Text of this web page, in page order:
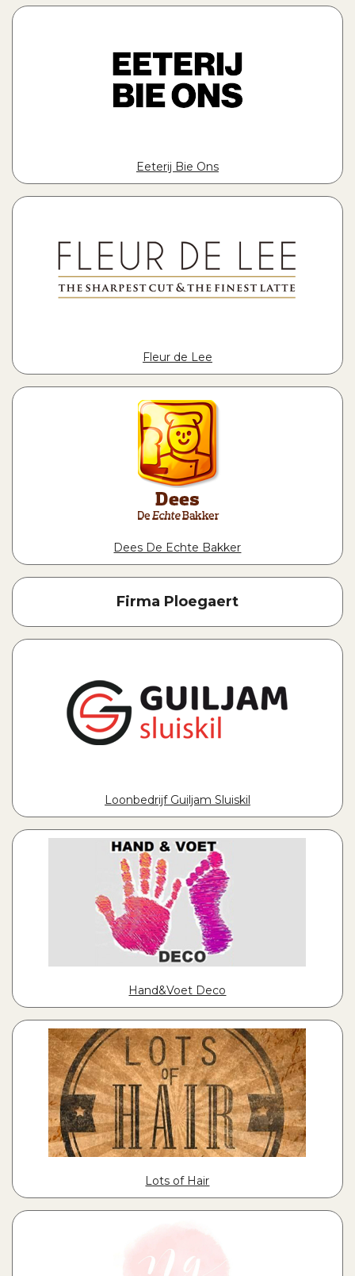
Eeterij Bie Ons
Fleur de Lee
Dees De Echte Bakker
Firma Ploegaert
Loonbedrijf Guiljam Sluiskil
Hand&Voet Deco
Lots of Hair